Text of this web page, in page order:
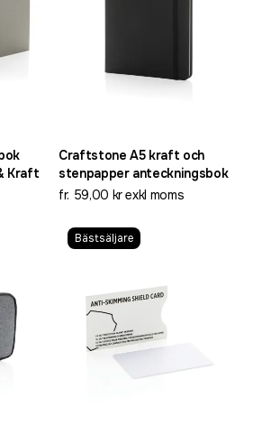
Kraft
Craftstone A5 kraft och
stenpapper anteckningsbok
fr. 59,00 kr exkl moms
Bästsäljare